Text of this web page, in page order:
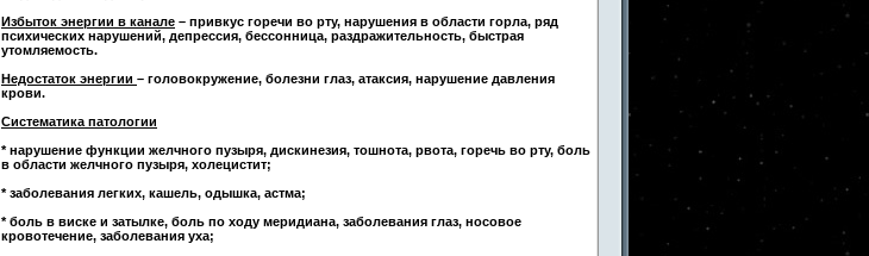
Избыток энергии в канале – привкус горечи во рту, нарушения в области горла, ряд
психических нарушений, депрессия, бессонница, раздражительность, быстрая
утомляемость.
Недостаток энергии – головокружение, болезни глаз, атаксия, нарушение давления
крови.
Систематика патологии
* нарушение функции желчного пузыря, дискинезия, тошнота, рвота, горечь во рту, боль
в области желчного пузыря, холецистит;
* заболевания легких, кашель, одышка, астма;
* боль в виске и затылке, боль по ходу меридиана, заболевания глаз, носовое
кровотечение, заболевания уха;